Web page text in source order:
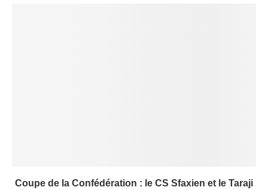
Coupe de la Confédération : le CS Sfaxien et le Taraji